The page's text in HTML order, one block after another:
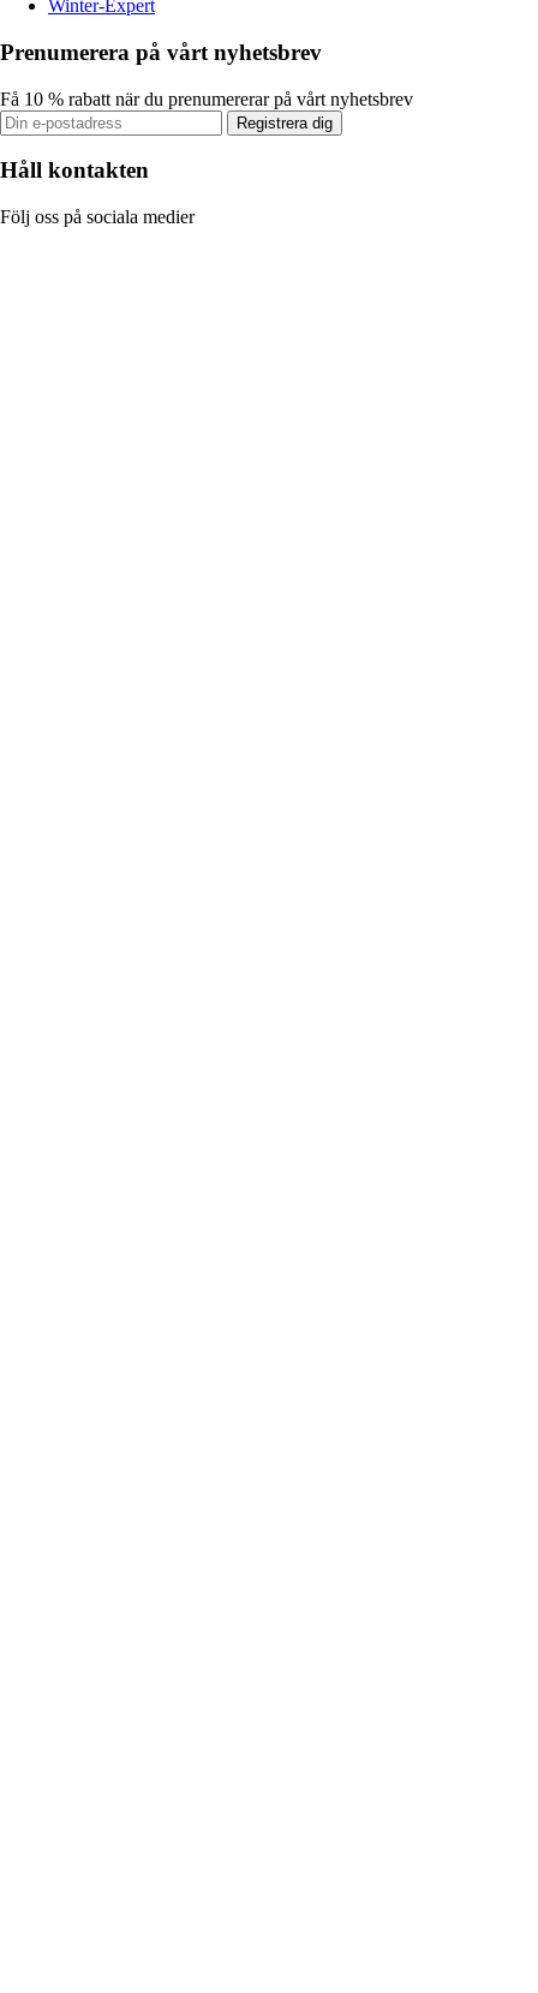
Winter-Expert
Prenumerera på vårt nyhetsbrev
Få 10 % rabatt när du prenumererar på vårt nyhetsbrev
Registrera dig
Håll kontakten
Följ oss på sociala medier